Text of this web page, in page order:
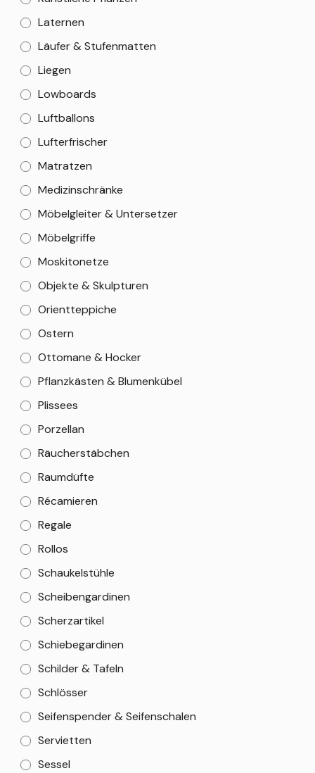
Laternen
Läufer & Stufenmatten
Liegen
Lowboards
Luftballons
Lufterfrischer
Matratzen
Medizinschränke
Möbelgleiter & Untersetzer
Möbelgriffe
Moskitonetze
Objekte & Skulpturen
Orientteppiche
Ostern
Ottomane & Hocker
Pflanzkästen & Blumenkübel
Plissees
Porzellan
Räucherstäbchen
Raumdüfte
Récamieren
Regale
Rollos
Schaukelstühle
Scheibengardinen
Scherzartikel
Schiebegardinen
Schilder & Tafeln
Schlösser
Seifenspender & Seifenschalen
Servietten
Sessel